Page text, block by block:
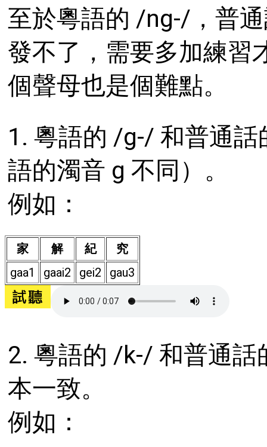
至於粵語的 /ng-/，普
發不了，需要多加練習
個聲母也是個難點。
1. 粵語的 /g-/ 和普通
語的濁音 g 不同）。
例如：
家 解 紀
究
gaa1
gaai2 gei2 gau3
2. 粵語的 /k-/ 和普通話
本一致。
例如：